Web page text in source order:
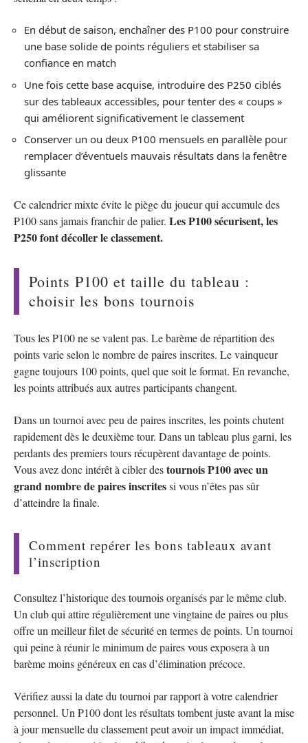
En début de saison, enchaîner des P100 pour construire
une base solide de points réguliers et stabiliser sa
confiance en match
Une fois cette base acquise, introduire des P250 ciblés
sur des tableaux accessibles, pour tenter des « coups »
qui améliorent significativement le classement
Conserver un ou deux P100 mensuels en parallèle pour
remplacer d’éventuels mauvais résultats dans la fenêtre
glissante
Ce calendrier mixte évite le piège du joueur qui accumule des
P100 sans jamais franchir de palier. Les P100 sécurisent, les
P250 font décoller le classement.
Points P100 et taille du tableau :
choisir les bons tournois
Tous les P100 ne se valent pas. Le barème de répartition des
points varie selon le nombre de paires inscrites. Le vainqueur
gagne toujours 100 points, quel que soit le format. En revanche,
les points attribués aux autres participants changent.
Dans un tournoi avec peu de paires inscrites, les points chutent
rapidement dès le deuxième tour. Dans un tableau plus garni, les
perdants des premiers tours récupèrent davantage de points.
Vous avez donc intérêt à cibler destournois P100 avec un
grand nombre de paires inscritessi vous n’êtes pas sûr
d’atteindre la finale.
Comment repérer les bons tableaux avant
l’inscription
Consultez l’historique des tournois organisés par le même club.
Un club qui attire régulièrement une vingtaine de paires ou plus
offre un meilleur filet de sécurité en termes de points. Un tournoi
qui peine à réunir le minimum de paires vous exposera à un
barème moins généreux en cas d’élimination précoce.
Vérifiez aussi la date du tournoi par rapport à votre calendrier
personnel. Un P100 dont les résultats tombent juste avant la mise
à jour mensuelle du classement peut avoir un impact immédiat,